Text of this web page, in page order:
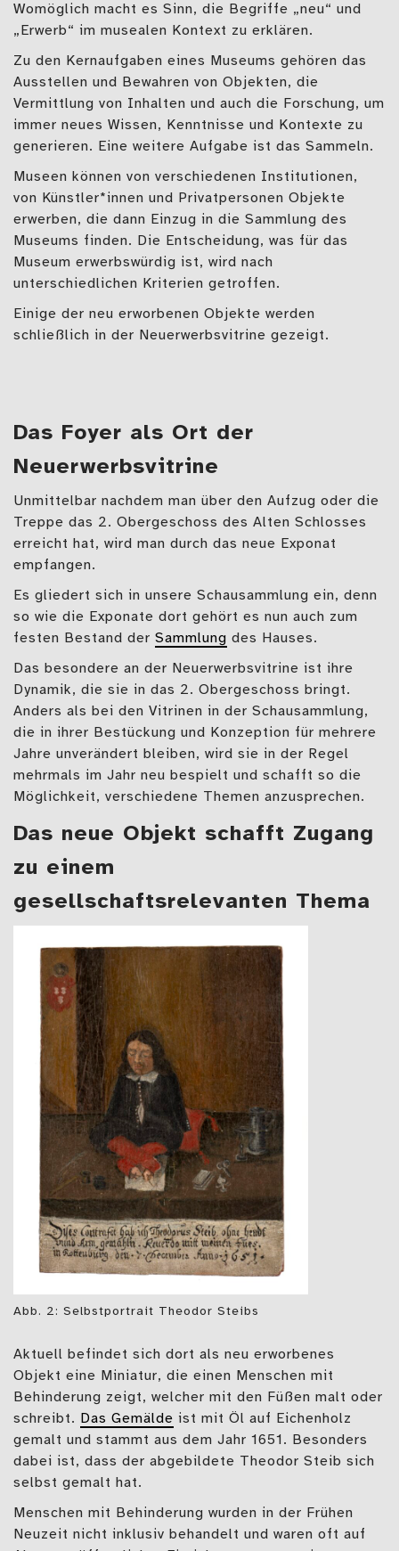
Womöglich macht es Sinn, die Begriffe „neu“ und
„Erwerb“ im musealen Kontext zu erklären.
Zu den Kernaufgaben eines Museums gehören das
Ausstellen und Bewahren von Objekten, die
Vermittlung von Inhalten und auch die Forschung, um
immer neues Wissen, Kenntnisse und Kontexte zu
generieren. Eine weitere Aufgabe ist das Sammeln.
Museen können von verschiedenen Institutionen,
von Künstler*innen und Privatpersonen Objekte
erwerben, die dann Einzug in die Sammlung des
Museums finden. Die Entscheidung, was für das
Museum erwerbswürdig ist, wird nach
unterschiedlichen Kriterien getroffen.
Einige der neu erworbenen Objekte werden
schließlich in der Neuerwerbsvitrine gezeigt.
Das Foyer als Ort der
Neuerwerbsvitrine
Unmittelbar nachdem man über den Aufzug oder die
Treppe das 2. Obergeschoss des Alten Schlosses
erreicht hat, wird man durch das neue Exponat
empfangen.
Es gliedert sich in unsere Schausammlung ein, denn
so wie die Exponate dort gehört es nun auch zum
festen Bestand der Sammlung des Hauses.
Das besondere an der Neuerwerbsvitrine ist ihre
Dynamik, die sie in das 2. Obergeschoss bringt.
Anders als bei den Vitrinen in der Schausammlung,
die in ihrer Bestückung und Konzeption für mehrere
Jahre unverändert bleiben, wird sie in der Regel
mehrmals im Jahr neu bespielt und schafft so die
Möglichkeit, verschiedene Themen anzusprechen.
Das neue Objekt schafft Zugang
zu einem
gesellschaftsrelevanten Thema
Abb. 2: Selbstportrait Theodor Steibs
Aktuell befindet sich dort als neu erworbenes
Objekt eine Miniatur, die einen Menschen mit
Behinderung zeigt, welcher mit den Füßen malt oder
schreibt. Das Gemälde ist mit Öl auf Eichenholz
gemalt und stammt aus dem Jahr 1651. Besonders
dabei ist, dass der abgebildete Theodor Steib sich
selbst gemalt hat.
Menschen mit Behinderung wurden in der Frühen
Neuzeit nicht inklusiv behandelt und waren oft auf